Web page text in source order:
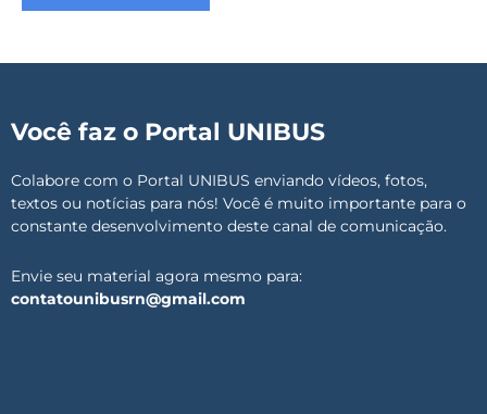
Você faz o Portal UNIBUS
Colabore com o Portal UNIBUS enviando vídeos, fotos,
textos ou notícias para nós! Você é muito importante para o
constante desenvolvimento deste canal de comunicação.
Envie seu material agora mesmo para:
contatounibusrn@gmail.com